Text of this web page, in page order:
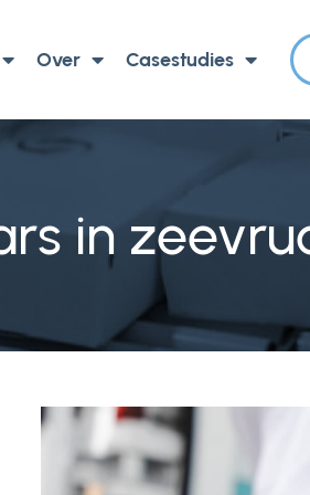
Over Casestudies
in